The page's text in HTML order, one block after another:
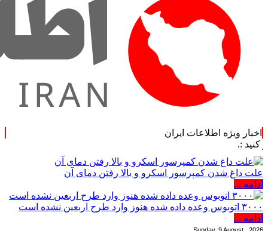
اخبار ویژه اطلاعات ایران
علت داغ شدن کمپرسور اسکرو و بالا رفتن دمای آن
ادامه ...
۳۰۰۰ اتوبوس وعده داده شده هنوز وارد طرح اربعین نشده است
ادامه ...